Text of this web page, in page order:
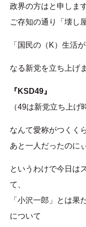
政界の方はと申しま
ご存知の通り「壊し
「国民の（K）生活
なる新党を立ち上げ
『KSD49』
（49は新党立ち上げ
なんて愛称がつくく
あと一人だったのに
というわけで今日は
て、
「小沢一郎」とは果
について